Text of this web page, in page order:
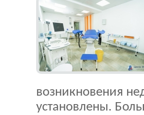
возникновения
установлены.